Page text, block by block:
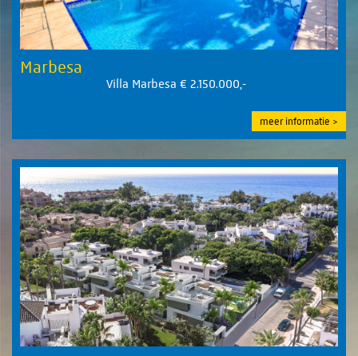
Marbesa
Villa Marbesa € 2.150.000,-
meer informatie